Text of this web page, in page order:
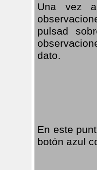
Una vez
pulsad
dato.
En este
botón azul